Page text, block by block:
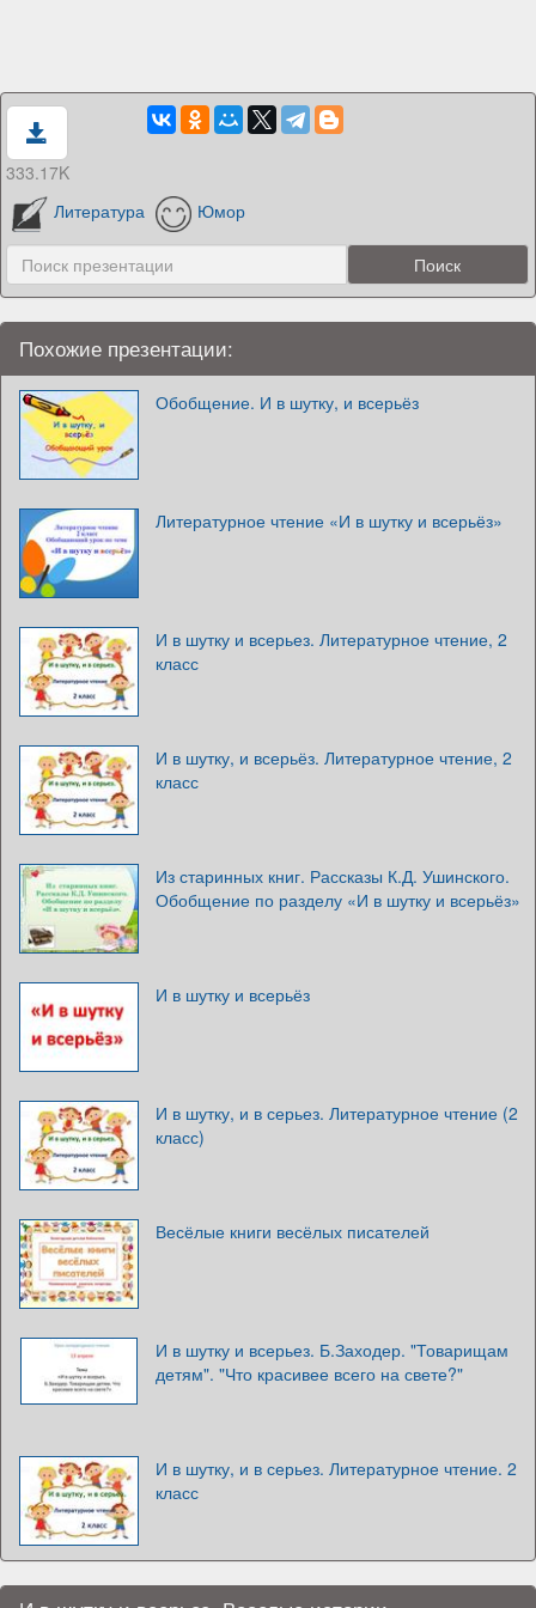
333.17K
Литература
Юмор
Похожие презентации:
Обобщение. И в шутку, и всерьёз
Литературное чтение «И в шутку и всерьёз»
И в шутку и всерьез. Литературное чтение, 2
класс
И в шутку, и всерьёз. Литературное чтение, 2
класс
Из старинных книг. Рассказы К.Д. Ушинского.
Обобщение по разделу «И в шутку и всерьёз»
И в шутку и всерьёз
И в шутку, и в серьез. Литературное чтение (2
класс)
Весёлые книги весёлых писателей
И в шутку и всерьез. Б.Заходер. "Товарищам
детям". "Что красивее всего на свете?"
И в шутку, и в серьез. Литературное чтение. 2
класс